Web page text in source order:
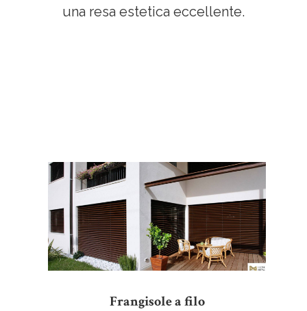
una resa estetica eccellente.
Frangisole a filo